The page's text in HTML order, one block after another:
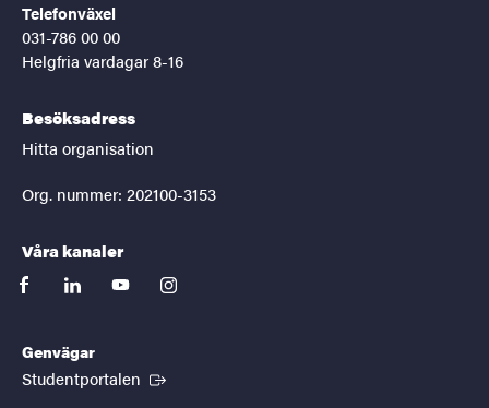
Telefonväxel
031-786 00 00
Helgfria vardagar 8-16
Besöksadress
Hitta organisation
Org. nummer: 202100-3153
Våra kanaler
facebooklinkedinyoutubeinstagram
Genvägar
Studentportalen (Extern länk)